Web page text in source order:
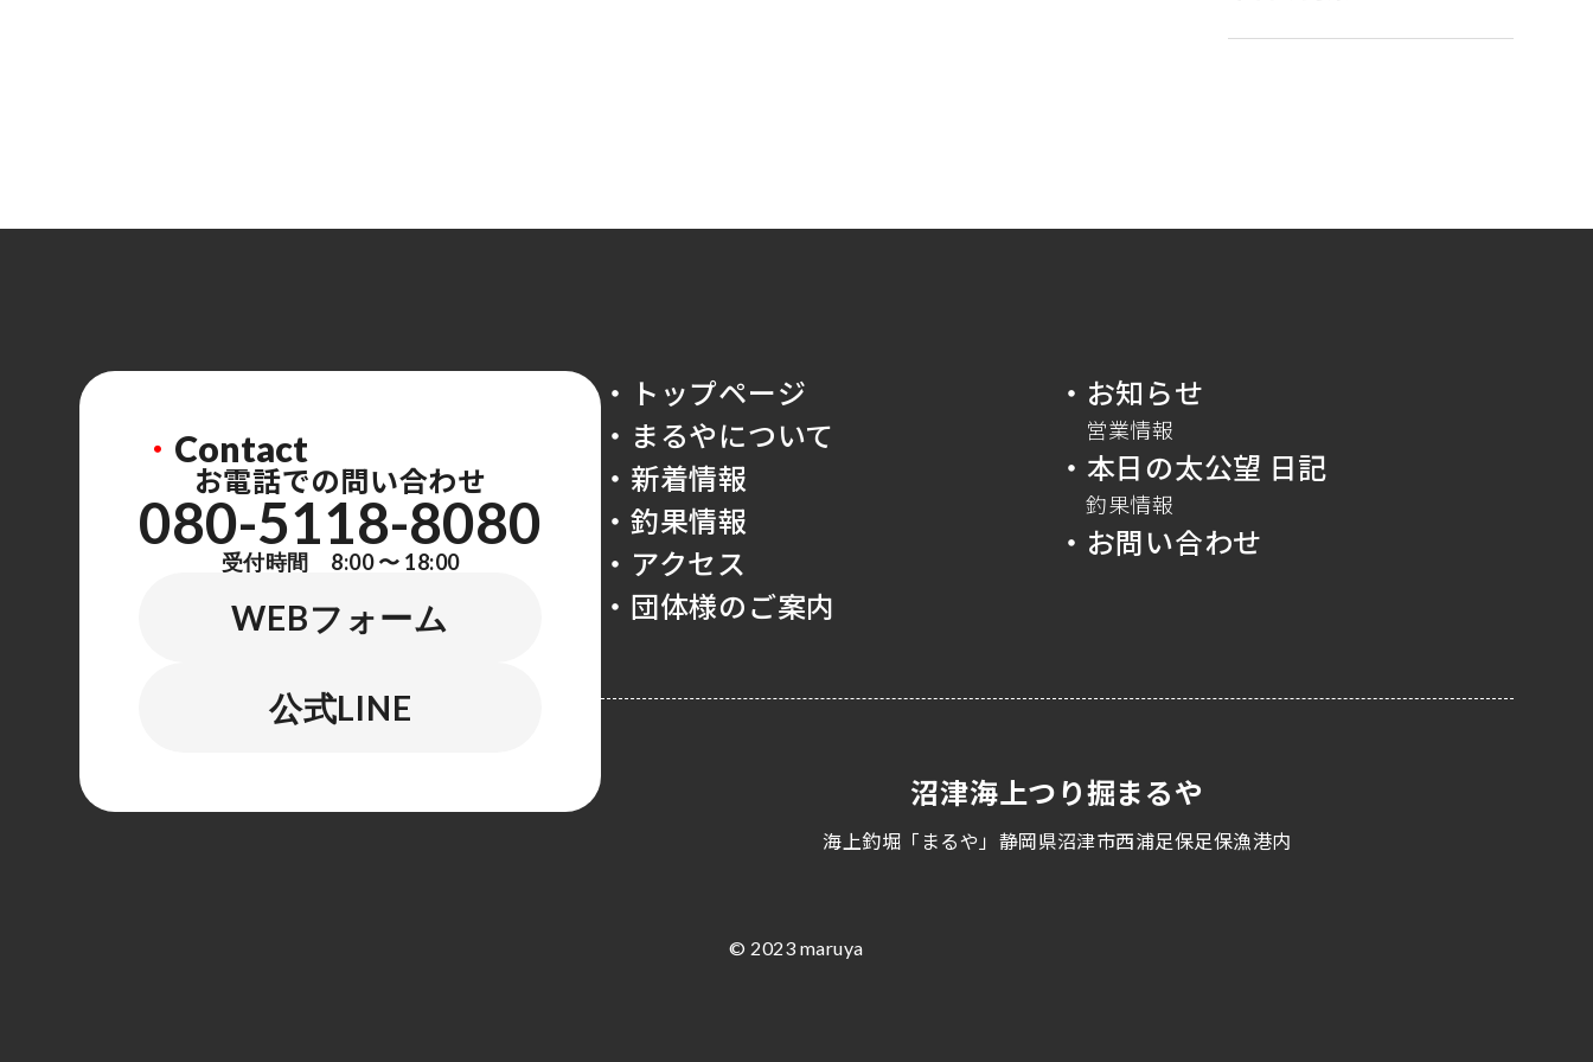
・ Contact
お電話での問い合わせ
080-5118-8080
受付時間 8:00 〜 18:00
WEBフォーム
公式LINE
・トップページ
・まるやについて
・新着情報
・釣果情報
・アクセス
・団体様のご案内
・お知らせ
営業情報
・本日の太公望 日記
釣果情報
・お問い合わせ
沼津海上つり掘まるや
海上釣堀「まるや」静岡県沼津市西浦足保足保漁港内
© 2023 maruya